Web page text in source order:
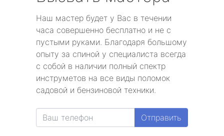
Наш мастер будет у Вас в течении
часа совершенно бесплатно и не с
пустыми руками. Благодаря большому
опыту за спиной у специалиста всегда
с собой в наличии полный спектр
инструметов на все виды поломок
садовой и бензиновой техники.
Отправить